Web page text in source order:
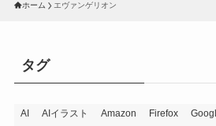
ホーム エヴァンゲリオン
タグ
AI AIイラスト Amazon Firefox